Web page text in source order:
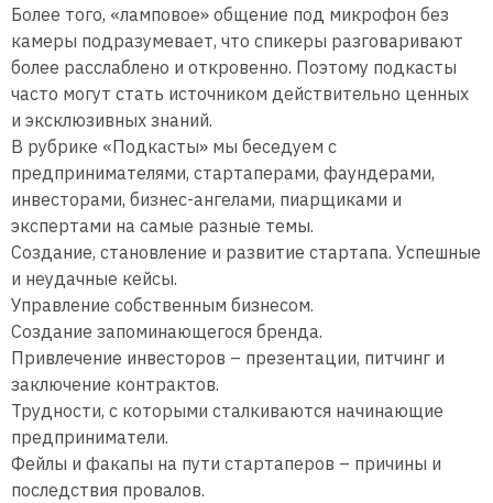
Более того, «ламповое» общение под микрофон без
камеры подразумевает, что спикеры разговаривают
более расслаблено и откровенно. Поэтому подкасты
часто могут стать источником действительно ценных
и эксклюзивных знаний.
В рубрике «Подкасты» мы беседуем с
предпринимателями, стартаперами, фаундерами,
инвесторами, бизнес-ангелами, пиарщиками и
экспертами на самые разные темы.
Создание, становление и развитие стартапа. Успешные
и неудачные кейсы.
Управление собственным бизнесом.
Создание запоминающегося бренда.
Привлечение инвесторов – презентации, питчинг и
заключение контрактов.
Трудности, с которыми сталкиваются начинающие
предприниматели.
Фейлы и факапы на пути стартаперов – причины и
последствия провалов.